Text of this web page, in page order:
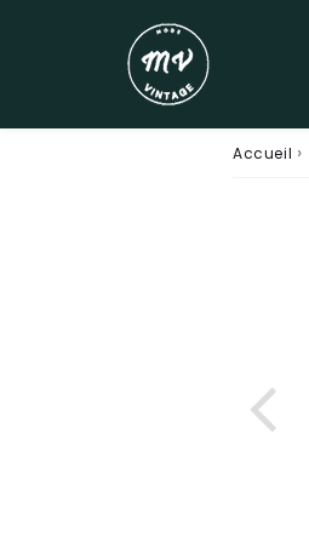
Accueil ›